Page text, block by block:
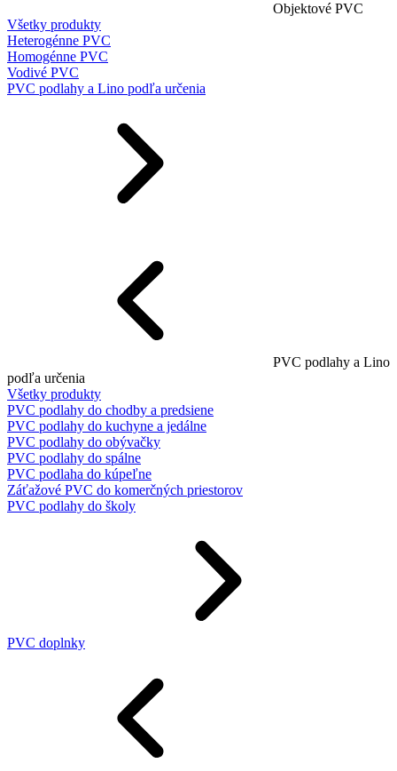
Objektové PVC
Všetky produkty
Heterogénne PVC
Homogénne PVC
Vodivé PVC
PVC podlahy a Lino podľa určenia
PVC podlahy a Lino
podľa určenia
Všetky produkty
PVC podlahy do chodby a predsiene
PVC podlahy do kuchyne a jedálne
PVC podlahy do obývačky
PVC podlahy do spálne
PVC podlaha do kúpeľne
Záťažové PVC do komerčných priestorov
PVC podlahy do školy
PVC doplnky